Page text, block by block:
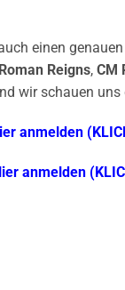
einen
Roman Reigns,CM
wir schauen uns
anmelden
anmelden